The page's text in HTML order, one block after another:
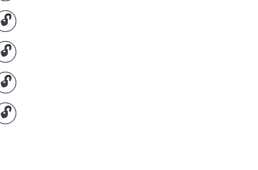
🔓
🔓
🔓
🔓